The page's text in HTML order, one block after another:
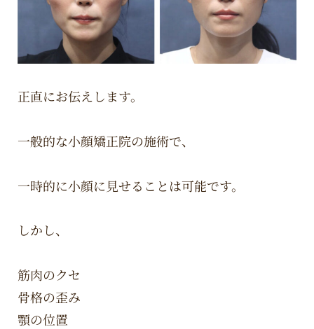
正直にお伝えします。
一般的な小顔矯正院の施術で、
一時的に小顔に見せることは可能です。
しかし、
筋肉のクセ
骨格の歪み
顎の位置